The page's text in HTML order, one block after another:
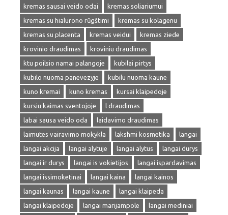
kremas sausai veido odai
kremas soliariumui
kremas su hialurono rūgštimi
kremas su kolagenu
kremas su placenta
kremas veidui
kremas ziede
krovinio draudimas
kroviniu draudimas
ktu poilsio namai palangoje
kubilai pirtys
kubilo nuoma panevezyje
kubilu nuoma kaune
kuno kremai
kuno kremas
kursai klaipedoje
kursiu kaimas sventojoje
l draudimas
labai sausa veido oda
laidavimo draudimas
laimutes vairavimo mokykla
lakshmi kosmetika
langai
langai akcija
langai alytuje langai alytus
langai durys
langai ir durys
langai is vokietijos
langai ispardavimas
langai issimoketinai
langai kaina
langai kainos
langai kaunas
langai kaune
langai klaipeda
langai klaipedoje
langai marijampole
langai mediniai